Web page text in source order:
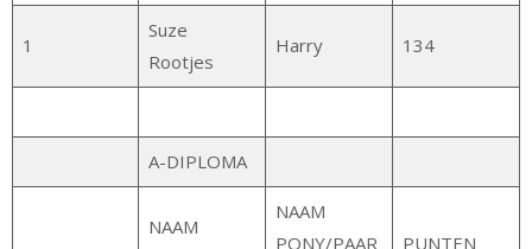
1
Suze
Rootjes
Harry 134
A-DIPLOMA
NAAM
NAAM
PONY/PAAR
PUNTEN